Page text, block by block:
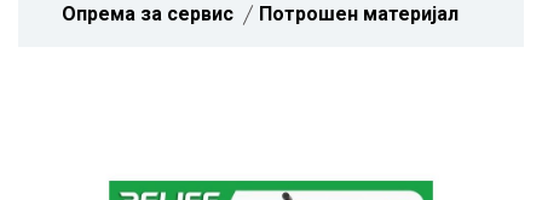
Опрема за сервис
Потрошен материјал